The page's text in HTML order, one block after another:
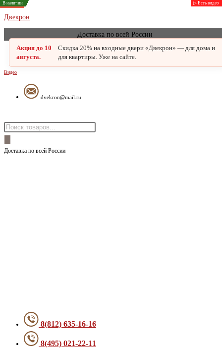
Перейти
к
содержимому
Двекрон
Доставка по всей России
Акция до 10
августа.
Скидка 20% на входные двери «Двекрон» — для дома и
для квартиры. Уже на сайте.
Видео
dvekron@mail.ru
Поиск
Доставка по всей России
8(812) 635-16-16
8(495) 021-22-11
Распродажа
В наличии
Заказная ▷ Есть видео
В наличии ▷ Есть видео
В наличии
В наличии
В наличии
В наличии
Заказная
Заказная
В наличии
В наличии